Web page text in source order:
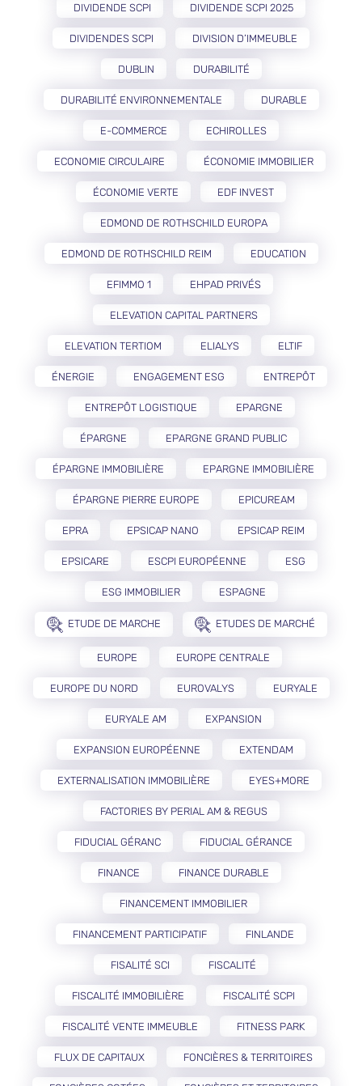
DIVIDENDE SCPI DIVIDENDE SCPI 2025
DIVIDENDES SCPI DIVISION D’IMMEUBLE
DUBLIN DURABILITÉ
DURABILITÉ ENVIRONNEMENTALE DURABLE
E-COMMERCE ECHIROLLES
ECONOMIE CIRCULAIRE ÉCONOMIE IMMOBILIER
ÉCONOMIE VERTE EDF INVEST
EDMOND DE ROTHSCHILD EUROPA
EDMOND DE ROTHSCHILD REIM EDUCATION
EFIMMO 1 EHPAD PRIVÉS
ELEVATION CAPITAL PARTNERS
ELEVATION TERTIOM ELIALYS ELTIF
ÉNERGIE ENGAGEMENT ESG ENTREPÔT
ENTREPÔT LOGISTIQUE EPARGNE
ÉPARGNE EPARGNE GRAND PUBLIC
ÉPARGNE IMMOBILIÈRE EPARGNE IMMOBILIÈRE
ÉPARGNE PIERRE EUROPE EPICUREAM
EPRA EPSICAP NANO EPSICAP REIM
EPSICARE ESCPI EUROPÉENNE ESG
ESG IMMOBILIER ESPAGNE
ETUDE DE MARCHE ETUDES DE MARCHÉ
EUROPE EUROPE CENTRALE
EUROPE DU NORD EUROVALYS EURYALE
EURYALE AM EXPANSION
EXPANSION EUROPÉENNE EXTENDAM
EXTERNALISATION IMMOBILIÈRE EYES+MORE
FACTORIES BY PERIAL AM & REGUS
FIDUCIAL GÉRANC FIDUCIAL GÉRANCE
FINANCE FINANCE DURABLE
FINANCEMENT IMMOBILIER
FINANCEMENT PARTICIPATIF FINLANDE
FISALITÉ SCI FISCALITÉ
FISCALITÉ IMMOBILIÈRE FISCALITÉ SCPI
FISCALITÉ VENTE IMMEUBLE FITNESS PARK
FLUX DE CAPITAUX FONCIÈRES & TERRITOIRES